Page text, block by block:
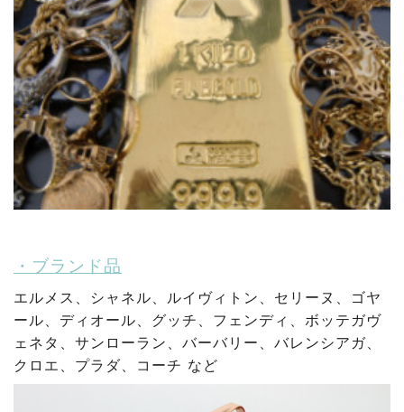
・ブランド品
エルメス、シャネル、ルイヴィトン、セリーヌ、ゴヤ
ール、ディオール、グッチ、フェンディ、ボッテガヴ
ェネタ、サンローラン、バーバリー、バレンシアガ、
クロエ、プラダ、コーチ など